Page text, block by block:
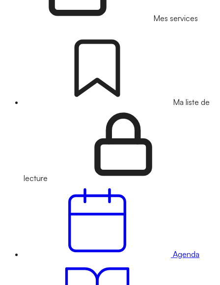
Mes services
Ma liste de
lecture
Agenda